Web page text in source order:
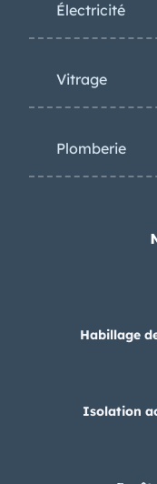
Électricité
Vitrage
Plomberie
Habillage
Isolation